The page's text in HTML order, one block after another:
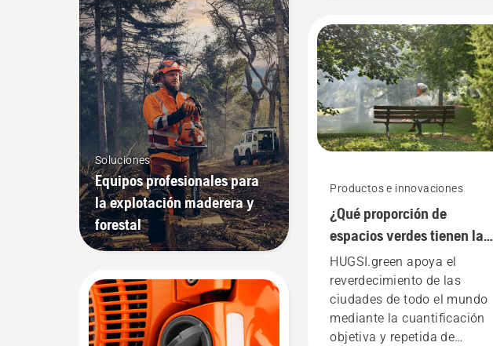
Soluciones
Equipos profesionales para
la explotación maderera y
forestal
proporciona la potencia y el
par que necesitas gracias a
una combustión muy
eficiente.
Productos e innovaciones
¿Qué proporción de
espacios verdes tienen las
ciudades de todo el
mundo?
HUGSI.green apoya el
reverdecimiento de las
ciudades de todo el mundo
mediante la cuantificación
objetiva y repetida de